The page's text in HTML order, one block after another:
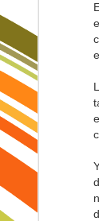
es agua que
que se queda
que entre
que de los
que, aunque
ni la tristeza
El agua se
se libera con
nostalgia
años
caminos
son huellas
paisajes sin